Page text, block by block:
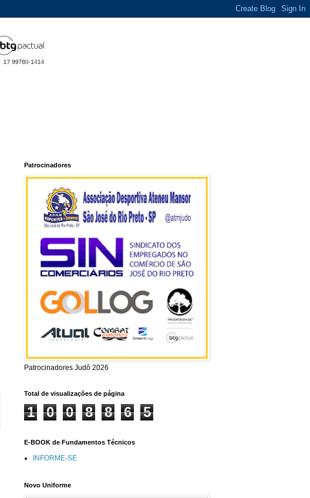
Patrocinadores
Patrocinadores Judô 2026
Total de visualizações de página
1 0 0 8 8 6 5
E-BOOK de Fundamentos Técnicos
INFORME-SE
Novo Uniforme